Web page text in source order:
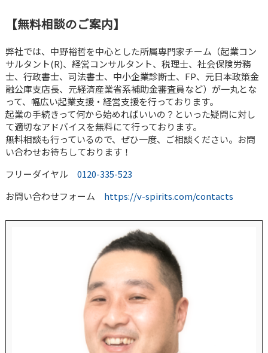
【無料相談のご案内】
弊社では、中野裕哲を中心とした所属専門家チーム（起業コン
サルタント(R)、経営コンサルタント、税理士、社会保険労務
士、行政書士、司法書士、中小企業診断士、FP、元日本政策金
融公庫支店長、元経済産業省系補助金審査員など）が一丸とな
って、幅広い起業支援・経営支援を行っております。
起業の手続きって何から始めればいいの？といった疑問に対し
て適切なアドバイスを無料にて行っております。
無料相談も行っているので、ぜひ一度、ご相談ください。お問
い合わせお待ちしております！
フリーダイヤル 0120-335-523
お問い合わせフォーム https://v-spirits.com/contacts